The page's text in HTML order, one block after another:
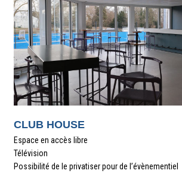
CLUB HOUSE
Espace en accès libre
Télévision
Possibilité de le privatiser pour de l’évènementiel